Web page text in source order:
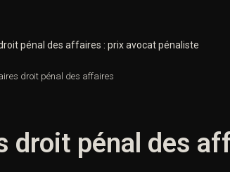
pénal des affaires : prix avocat pénaliste
droit pénal des affaires
droit pénal des